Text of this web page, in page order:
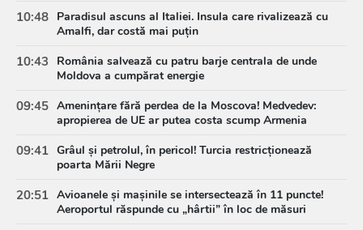
10:48 Paradisul ascuns al Italiei. Insula care rivalizează cu
Amalfi, dar costă mai puțin
10:43
România salvează cu patru barje centrala de unde
Moldova a cumpărat energie
09:45 Amenințare fără perdea de la Moscova! Medvedev:
apropierea de UE ar putea costa scump Armenia
09:41 Grâul și petrolul, în pericol! Turcia restricționează
poarta Mării Negre
20:51 Avioanele și mașinile se intersectează în 11 puncte!
Aeroportul răspunde cu „hârtii” în loc de măsuri